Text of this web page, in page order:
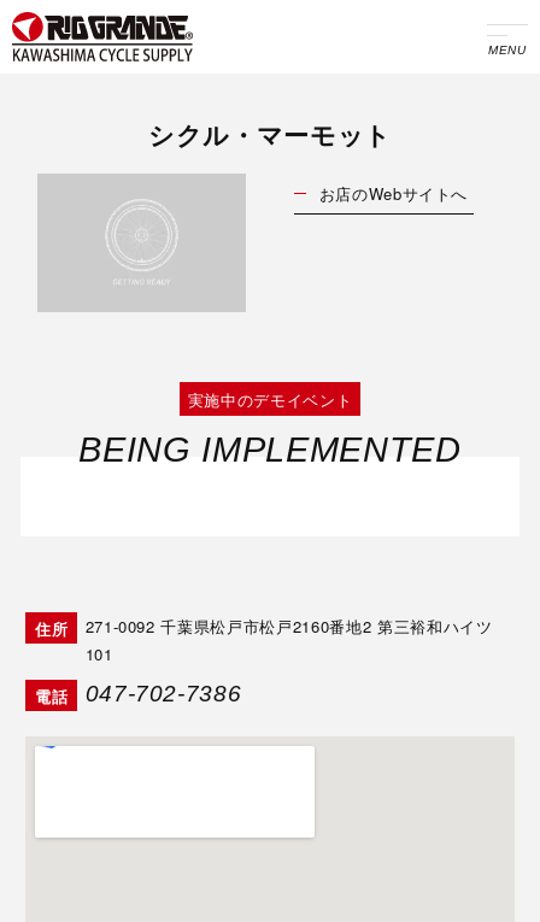
MENU
シクル・マーモット
お店のWebサイトへ
実施中のデモイベント
BEING IMPLEMENTED
住所 271-0092千葉県松戸市松戸2160番地2 第三裕和ハイツ
101
電話
047-702-7386